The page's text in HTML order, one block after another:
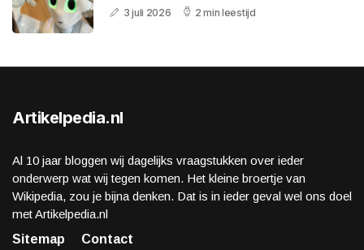
3 juli 2026 2 min leestijd
Artikelpedia.nl
Al 10 jaar bloggen wij dagelijks vraagstukken over ieder
onderwerp wat wij tegen komen. Het kleine broertje van
Wikipedia, zou je bijna denken. Dat is in ieder geval wel ons doel
met Artikelpedia.nl
Sitemap
Contact